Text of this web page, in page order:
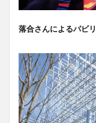
落合さんによるパビ